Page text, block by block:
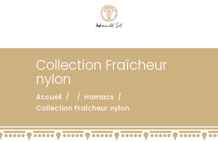
Collection Fraîcheur
nylon
Accueil / / Hamacs /
Collection Fraîcheur nylon